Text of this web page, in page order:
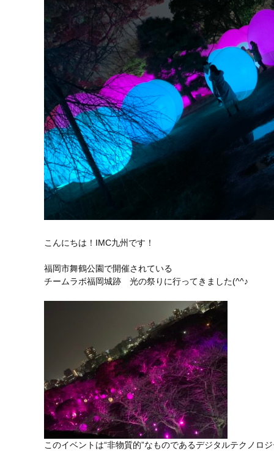
こんにちは！IMC九州です！
福岡市舞鶴公園で開催されている
チームラボ福岡城跡 光の祭りに行ってきました(^^♪
このイベントは“非物質的”なものであるデジタルテクノロ